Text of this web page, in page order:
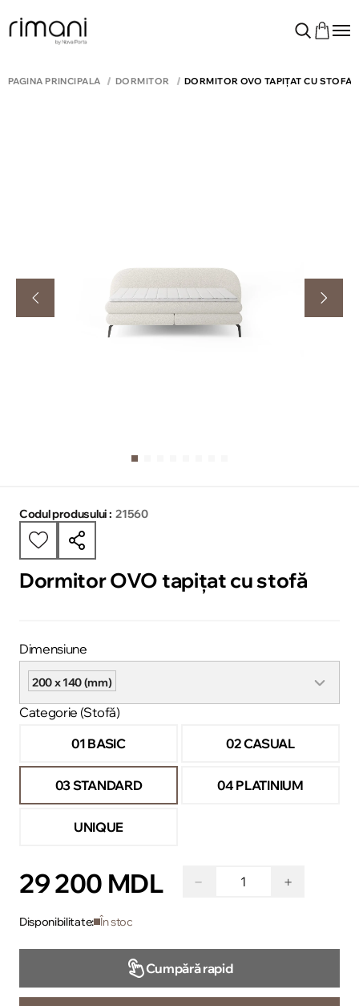
PAGINA PRINCIPALĂ DORMITOR DORMITOR OVO TAPIȚAT CU STOFĂ
Codul produsului : 21560
Dormitor OVO tapițat cu stofă
Dimensiune
200 x 140 (mm)
Categorie (Stofă)
01 BASIC
02 CASUAL
03 STANDARD 04 PLATINIUM
UNIQUE
29 200 MDL − +
Disponibilitate: În stoc
Cumpără rapid